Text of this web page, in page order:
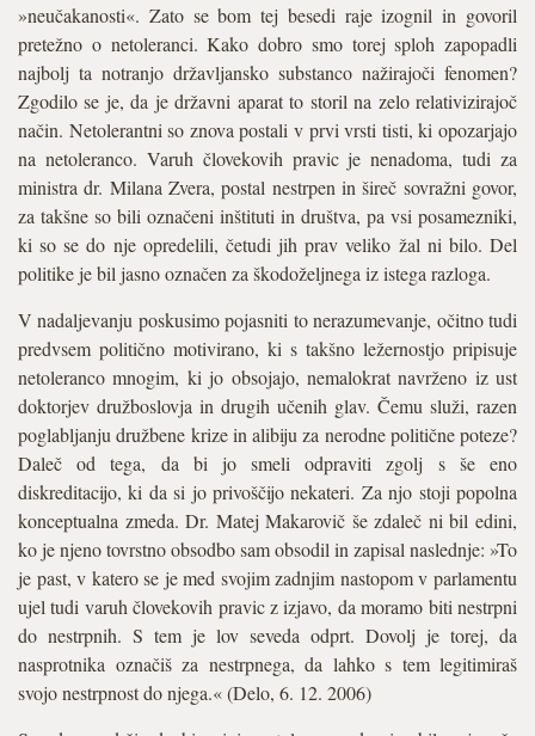
»neučakanosti«. Zato se bom tej besedi raje izognil in govoril
pretežno o netoleranci. Kako dobro smo torej sploh zapopadli
najbolj ta notranjo državljansko substanco nažirajoči fenomen?
Zgodilo se je, da je državni aparat to storil na zelo relativizirajoč
način. Netolerantni so znova postali v prvi vrsti tisti, ki opozarjajo
na netoleranco. Varuh človekovih pravic je nenadoma, tudi za
ministra dr. Milana Zvera, postal nestrpen in šireč sovražni govor,
za takšne so bili označeni inštituti in društva, pa vsi posamezniki,
ki so se do nje opredelili, četudi jih prav veliko žal ni bilo. Del
politike je bil jasno označen za škodoželjnega iz istega razloga.
V nadaljevanju poskusimo pojasniti to nerazumevanje, očitno tudi
predvsem politično motivirano, ki s takšno ležernostjo pripisuje
netoleranco mnogim, ki jo obsojajo, nemalokrat navrženo iz ust
doktorjev družboslovja in drugih učenih glav. Čemu služi, razen
poglabljanju družbene krize in alibiju za nerodne politične poteze?
Daleč od tega, da bi jo smeli odpraviti zgolj s še eno
diskreditacijo, ki da si jo privoščijo nekateri. Za njo stoji popolna
konceptualna zmeda. Dr. Matej Makarovič še zdaleč ni bil edini,
ko je njeno tovrstno obsodbo sam obsodil in zapisal naslednje: »To
je past, v katero se je med svojim zadnjim nastopom v parlamentu
ujel tudi varuh človekovih pravic z izjavo, da moramo biti nestrpni
do nestrpnih. S tem je lov seveda odprt. Dovolj je torej, da
nasprotnika označiš za nestrpnega, da lahko s tem legitimiraš
svojo nestrpnost do njega.« (Delo, 6. 12. 2006)